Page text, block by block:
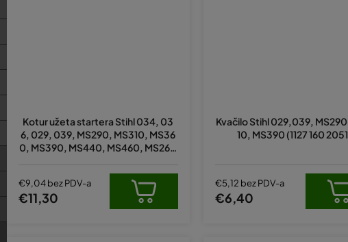
Kotur užeta startera Stihl 034, 03
6, 029, 039, MS290, MS310, MS36
0, MS390, MS440, MS460, MS261,
61, MS362, MS462, MS391 original 11
281950400
€9,04 bez PDV-a
€11,30
Kvačilo Stihl 029,039,
10, MS390 (1127 160
€5,12 bez PDV-a
€6,40